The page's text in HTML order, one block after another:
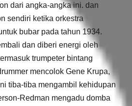
dari angka-angka ini. dan
sendiri ketika orkestra
bubar pada tahun 1934.
dan diberi energi oleh
trumpeter bintang
mencolok Gene Krupa,
tiba-tiba mengambil kehidupan
Redman mengadu domba